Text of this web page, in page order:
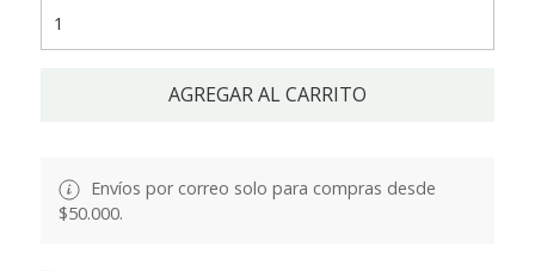
AGREGAR AL CARRITO
Envíos por correo solo para compras desde
$50.000.